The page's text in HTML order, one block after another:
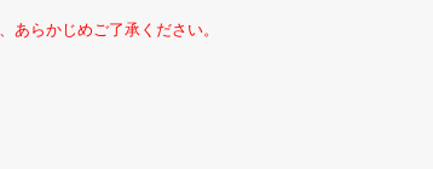
らかじめご了承ください。